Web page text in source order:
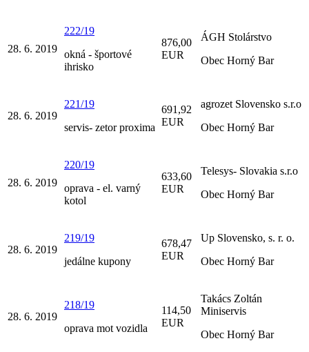
28. 6. 2019
222/19
okná - športové
ihrisko
876,00
EUR
ÁGH Stolárstvo
Obec Horný Bar
28. 6. 2019
221/19
servis- zetor proxima
691,92
EUR
agrozet Slovensko s.r.o
Obec Horný Bar
28. 6. 2019
220/19
oprava - el. varný
kotol
633,60
EUR
Telesys- Slovakia s.r.o
Obec Horný Bar
28. 6. 2019
219/19
jedálne kupony
678,47
EUR
Up Slovensko, s. r. o.
Obec Horný Bar
28. 6. 2019
218/19
oprava mot vozidla
114,50
EUR
Takács Zoltán
Miniservis
Obec Horný Bar